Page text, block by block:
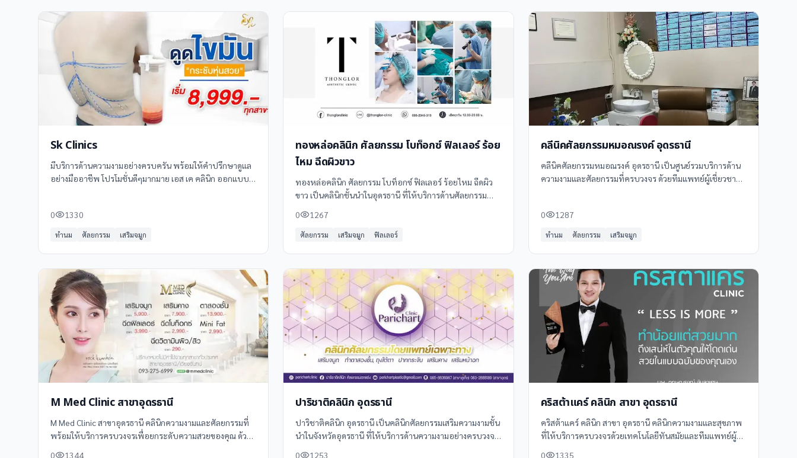
ตอบโจทย์ทุกความต้องการ
Sk Clinics
มีบริการด้านความงามอย่างครบครัน พร้อมให้คำปรึกษาดูแล
อย่างมืออาชีพ โปรโมชั่นดีๆมากมาย เอส เค คลินิก ออกแบบ
ดูแลโดยแพทย์ด้านความงาม ที่ได้รับ ความไว้วาง ใจจากผู้มาใช้
บริการ และมีการบอกต่อกันมากที่สุด พบกันได้ที่ สาขาปิ่น
เกล้า/อุดรธานี/ขอนแก่น และนครศรีธรรมราช
0 1330
ทำนม ศัลยกรรม เสริมจมูก
ทองหล่อคลินิก ศัลยกรรม โบท็อกซ์ ฟิลเลอร์ ร้อย
ไหม ฉีดผิวขาว
ทองหล่อคลินิก ศัลยกรรม โบท็อกซ์ ฟิลเลอร์ ร้อยไหม ฉีดผิว
ขาว เป็นคลินิกชั้นนำในอุดรธานี ที่ให้บริการด้านศัลยกรรม
เชี่ยวชาญและอุปกรณ์ทันสมัย
0 1267
ศัลยกรรม เสริมจมูก ฟิลเลอร์
คลีนิคศัลยกรรมหมอณรงค์ อุดรธานี
คลีนิคศัลยกรรมหมอณรงค์ อุดรธานี เป็นศูนย์รวมบริการด้าน
ความงามและศัลยกรรมที่ครบวงจร ด้วยทีมแพทย์ผู้เชี่ยวชาญ
0
1287
ทำนม ศัลยกรรม เสริมจมูก
M Med Clinic สาขาอุดรธานี
M Med Clinic สาขาอุดรธานี คลินิกความงามและศัลยกรรมที่
พร้อมให้บริการครบวงจรเพื่อยกระดับความสวยของคุณ ด้วย
0 1344
ปาริชาติคลินิก อุดรธานี
ปาริชาติคลินิก อุดรธานี เป็นคลินิกศัลยกรรมเสริมความงามชั้น
นำในจังหวัดอุดรธานี ที่ให้บริการด้านความงามอย่างครบวงจร
0 1253
คริสต้าแคร์ คลินิก สาขา อุดรธานี
คริสต้าแคร์ คลินิก สาขา อุดรธานี คลินิกความงามและสุขภาพ
ที่ให้บริการครบวงจรด้วยเทคโนโลยีทันสมัยและทีมแพทย์ผู้
0 1335